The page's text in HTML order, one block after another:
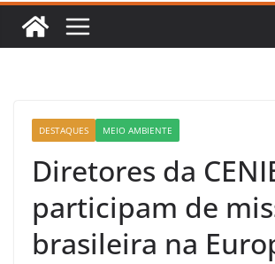
DESTAQUES MEIO AMBIENTE
Diretores da
participam de
brasileira na